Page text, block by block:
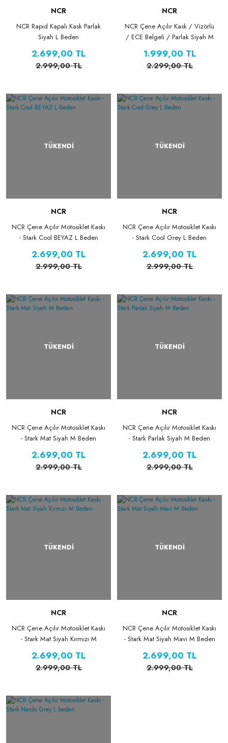
NCR
NCR Rapid Kapalı Kask Parlak
Siyah L Beden
2.699,00 TL
2.999,00 TL
NCR
NCR Çene Açılır Kask / Vizörlü
/ ECE Belgeli / Parlak Siyah M
1.999,00 TL
2.299,00 TL
TÜKENDİ
NCR
NCR Çene Açılır Motosiklet Kaskı
- Stark Cool BEYAZ L Beden
2.699,00 TL
2.999,00 TL
TÜKENDİ
NCR
NCR Çene Açılır Motosiklet Kaskı
- Stark Cool Grey L Beden
2.699,00 TL
2.999,00 TL
TÜKENDİ
NCR
NCR Çene Açılır Motosiklet Kaskı
- Stark Mat Siyah M Beden
2.699,00 TL
2.999,00 TL
TÜKENDİ
NCR
NCR Çene Açılır Motosiklet Kaskı
- Stark Parlak Siyah M Beden
2.699,00 TL
2.999,00 TL
TÜKENDİ
NCR
NCR Çene Açılır Motosiklet Kaskı
- Stark Mat Siyah Kırmızı M
2.699,00 TL
2.999,00 TL
TÜKENDİ
NCR
NCR Çene Açılır Motosiklet Kaskı
- Stark Mat Siyah Mavi M Beden
2.699,00 TL
2.999,00 TL